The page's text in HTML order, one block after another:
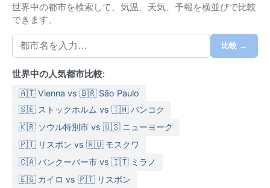
荷物は、どの季節でも重ね着が基本。夏は薄手のジャ
ケットと防水の上着、冬は防寒コートと滑りにくい靴
が役立つ。湿度は冬場に高まりやすいが、蒸し暑さを
感じるほどではない。
旅行に最適なのは、日照時間が長く、気温が過ごしや
すい5月から9月。この時期は晴天の日が多く、屋外の
散策にぴったりだ。ただし、春先や秋には濃い霧が発
冬場には弱いスコールのような雨が時折訪れ、曇天が
続く。ルクセンブルクではハリケーンやモンスーンは
なく、気象現象は比較的穏やかだ。ベッテンブールの
気候は安定しており、極端な天候を避けたい旅行者に
世界中の都市を検索して、気温、天気、予報を横並びで比較
できます。
比較 →
世界中の人気都市比較:
🇦🇹 Vienna vs 🇧🇷 São Paulo
🇸🇪 ストックホルム vs 🇹🇭 バンコク
🇰🇷 ソウル特別市 vs 🇺🇸 ニューヨーク
🇵🇹 リスボン vs 🇷🇺 モスクワ
🇨🇦 バンクーバー市 vs 🇮🇹 ミラノ
🇪🇬 カイロ vs 🇵🇹 リスボン